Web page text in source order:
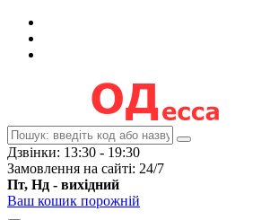
Дзвінки: 13:30 - 19:30
Замовлення на сайті: 24/7
Пт, Нд - вихідний
Ваш кошик порожній